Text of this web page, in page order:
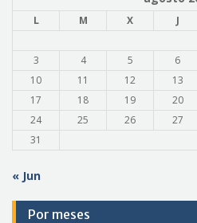
L M X J
3
4 5 6
10
11 12 13
17
18 19 20
24
25 26 27
31
« Jun
Por meses